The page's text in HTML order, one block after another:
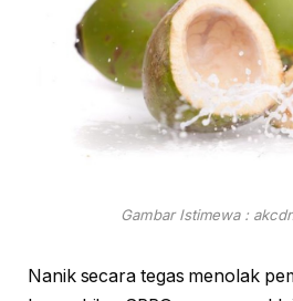
Gambar Istimewa :
Nanik secara tegas menolak